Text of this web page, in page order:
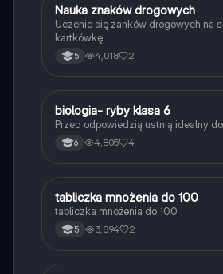
NTechnika
Nauka znaków drogowych
Uczenie się zanków drogowych na
kartkówkę
5 4,018 2
BBiologia
biologia- ryby klasa 6
Przed odpowiedzią ustnią idealny
6 4,805 4
TMatematyka
tabliczka mnożenia do 100
tabliczka mnożenia do 100
5 3,894 2